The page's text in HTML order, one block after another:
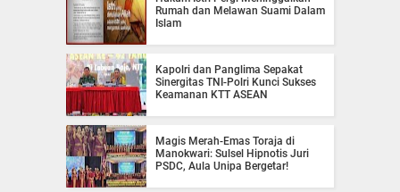
Rumah dan Melawan Suami Dalam
Islam
Kapolri dan Panglima Sepakat
Sinergitas TNI-Polri Kunci Sukses
Keamanan KTT ASEAN
Magis Merah-Emas Toraja di
Manokwari: Sulsel Hipnotis Juri
PSDC, Aula Unipa Bergetar!